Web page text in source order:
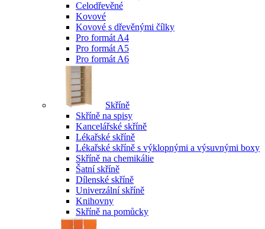
Celodřevěné
Kovové
Kovové s dřevěnými čílky
Pro formát A4
Pro formát A5
Pro formát A6
Skříně
Skříně na spisy
Kancelářské skříně
Lékařské skříně
Lékařské skříně s výklopnými a výsuvnými boxy
Skříně na chemikálie
Šatní skříně
Dílenské skříně
Univerzální skříně
Knihovny
Skříně na pomůcky